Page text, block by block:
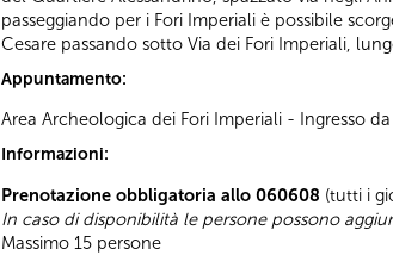
passeggiando per i Fori Imperiali è possibile
Cesare passando sotto Via dei Fori Imperiali,
Appuntamento:
Area Archeologica dei Fori Imperiali - Ingresso
Informazioni:
Prenotazione obbligatoria allo 060608 (tutti i
In caso di disponibilità le persone possono
Massimo 15 persone